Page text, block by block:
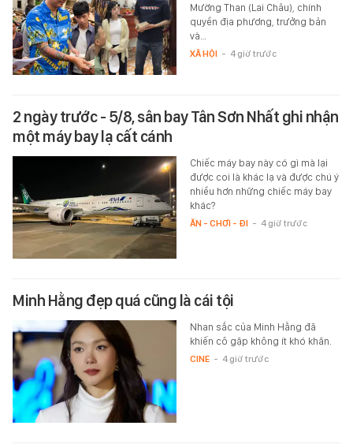
Mường Than (Lai Châu), chính
quyền địa phương, trưởng bản
và…
XÃ HỘI - 4 giờ trước
2 ngày trước - 5/8, sân bay Tân Sơn Nhất ghi nhận
một máy bay lạ cất cánh
Chiếc máy bay này có gì mà lại
được coi là khác lạ và được chú ý
nhiều hơn những chiếc máy bay
khác?
ĂN - CHƠI - ĐI - 4 giờ trước
Minh Hằng đẹp quá cũng là cái tội
Nhan sắc của Minh Hằng đã
khiến cô gặp không ít khó khăn.
CINE - 4 giờ trước